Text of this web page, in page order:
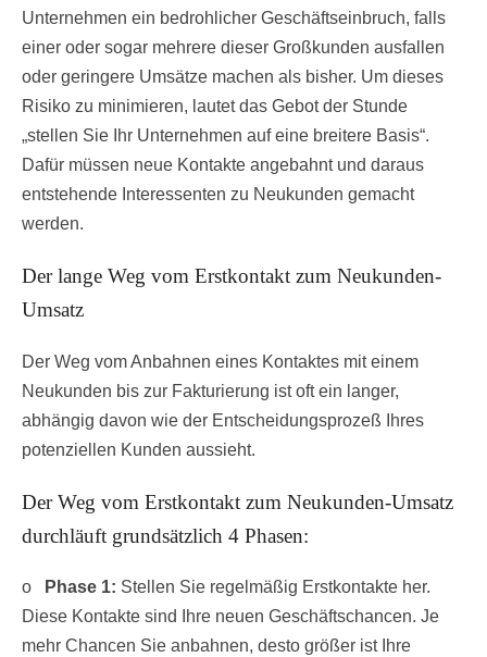
Unternehmen ein bedrohlicher Geschäftseinbruch, falls
einer oder sogar mehrere dieser Großkunden ausfallen
oder geringere Umsätze machen als bisher. Um dieses
Risiko zu minimieren, lautet das Gebot der Stunde
„stellen Sie Ihr Unternehmen auf eine breitere Basis“.
Dafür müssen neue Kontakte angebahnt und daraus
entstehende Interessenten zu Neukunden gemacht
werden.
Der lange Weg vom Erstkontakt zum Neukunden-
Umsatz
Der Weg vom Anbahnen eines Kontaktes mit einem
Neukunden bis zur Fakturierung ist oft ein langer,
abhängig davon wie der Entscheidungsprozeß Ihres
potenziellen Kunden aussieht.
Der Weg vom Erstkontakt zum Neukunden-Umsatz
durchläuft grundsätzlich 4 Phasen:
o Phase 1: Stellen Sie regelmäßig Erstkontakte her.
Diese Kontakte sind Ihre neuen Geschäftschancen. Je
mehr Chancen Sie anbahnen, desto größer ist Ihre